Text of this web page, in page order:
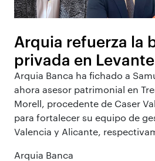
Arquia refuerza la
privada en Levante
Arquia Banca ha fichado a
ahora asesor patrimonial en
Morell, procedente de Caser
para fortalecer su equipo de
Valencia y Alicante,
Arquia Banca